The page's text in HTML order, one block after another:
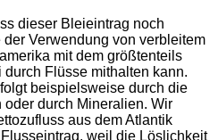
dieser Bleieintrag noch
Verwendung von verbleitem
mit dem größtenteils
Flüsse mithalten kann.
beispielsweise durch die
durch Mineralien. Wir
aus dem Atlantik
weil die Löslichkeit